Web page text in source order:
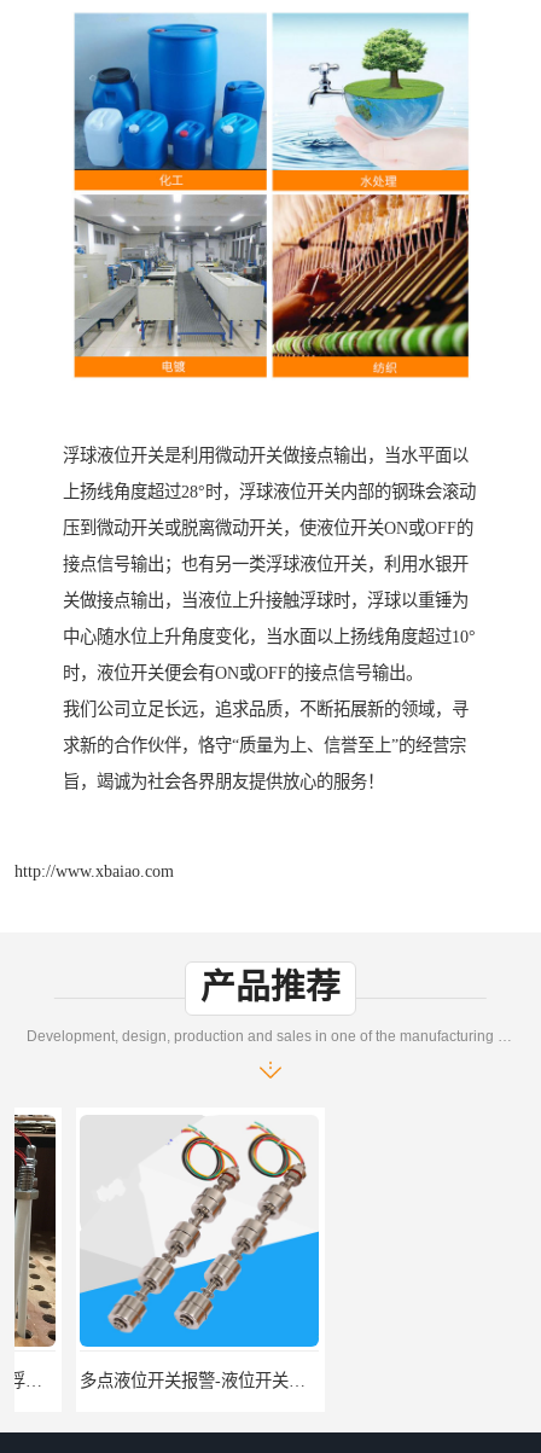
浮球液位开关是利用微动开关做接点输出，当水平面以
上扬线角度超过28°时，浮球液位开关内部的钢珠会滚动
压到微动开关或脱离微动开关，使液位开关ON或OFF的
接点信号输出；也有另一类浮球液位开关，利用水银开
关做接点输出，当液位上升接触浮球时，浮球以重锤为
中心随水位上升角度变化，当水面以上扬线角度超过10°
时，液位开关便会有ON或OFF的接点信号输出。
我们公司立足长远，追求品质，不断拓展新的领域，寻
求新的合作伙伴，恪守“质量为上、信誉至上”的经营宗
旨，竭诚为社会各界朋友提供放心的服务！
http://www.xbaiao.com
产品推荐
Development, design, production and sales in one of the manufacturing enterprises
多点液位开关报警-液位开关公司-柏奥